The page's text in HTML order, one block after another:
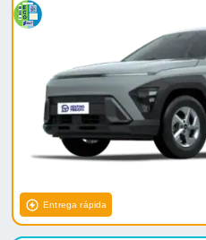
Entrega rápida